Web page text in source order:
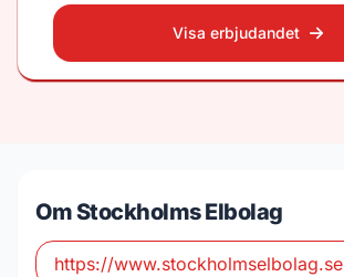
Visa erbjudandet
Om Stockholms Elbolag
https://www.stockholmselbolag.se